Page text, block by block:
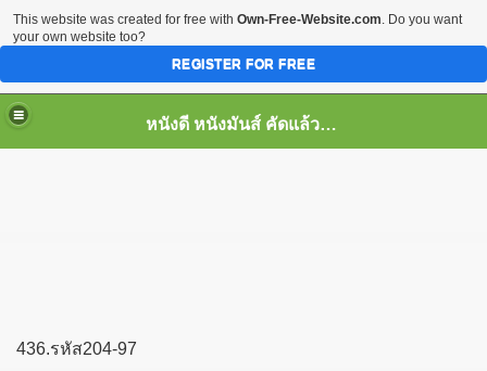
หนังดี หนังมันส์ คัดแล้ว เพื่อคุณ
436.รหัส204-97
This website was created for free with Own-Free-Website.com. Do you want
your own website too?
REGISTER FOR FREE